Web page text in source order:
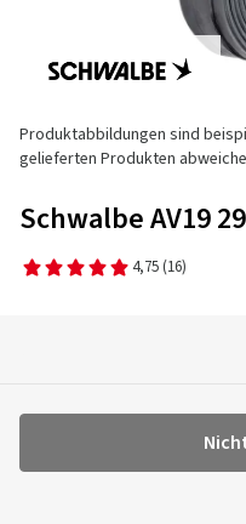
Produktabbildungen sind
gelieferten Produkten
Schwalbe AV19
4,75 (16)